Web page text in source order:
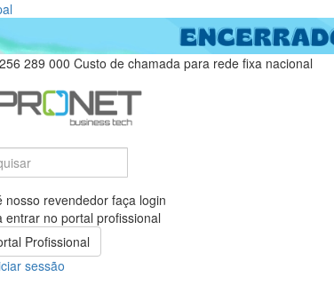
289 000 Custo de chamada para rede fixa nacional
nosso revendedor faça login
entrar no portal profissional
Profissional
sessão